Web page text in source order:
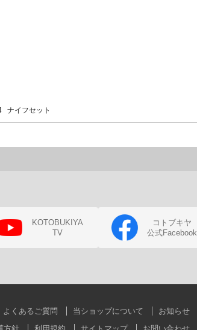
ナイフセット
KOTOBUKIYA
TV
コトブキヤ
公式Facebook
よくあるご質問 当ショップについて
お知らせ